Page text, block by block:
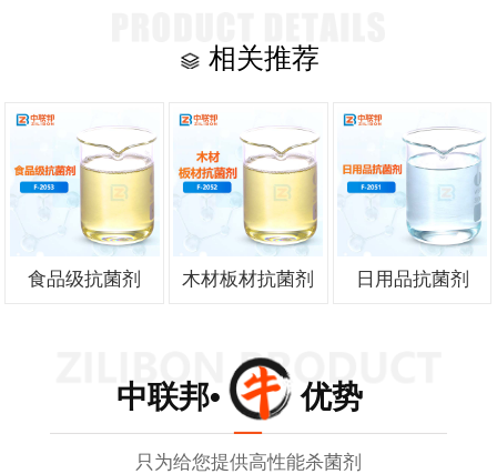
相关推荐
食品级抗菌剂 木材板材抗菌剂 日用品抗菌剂
中联邦• 优势
只为给您提供高性能杀菌剂